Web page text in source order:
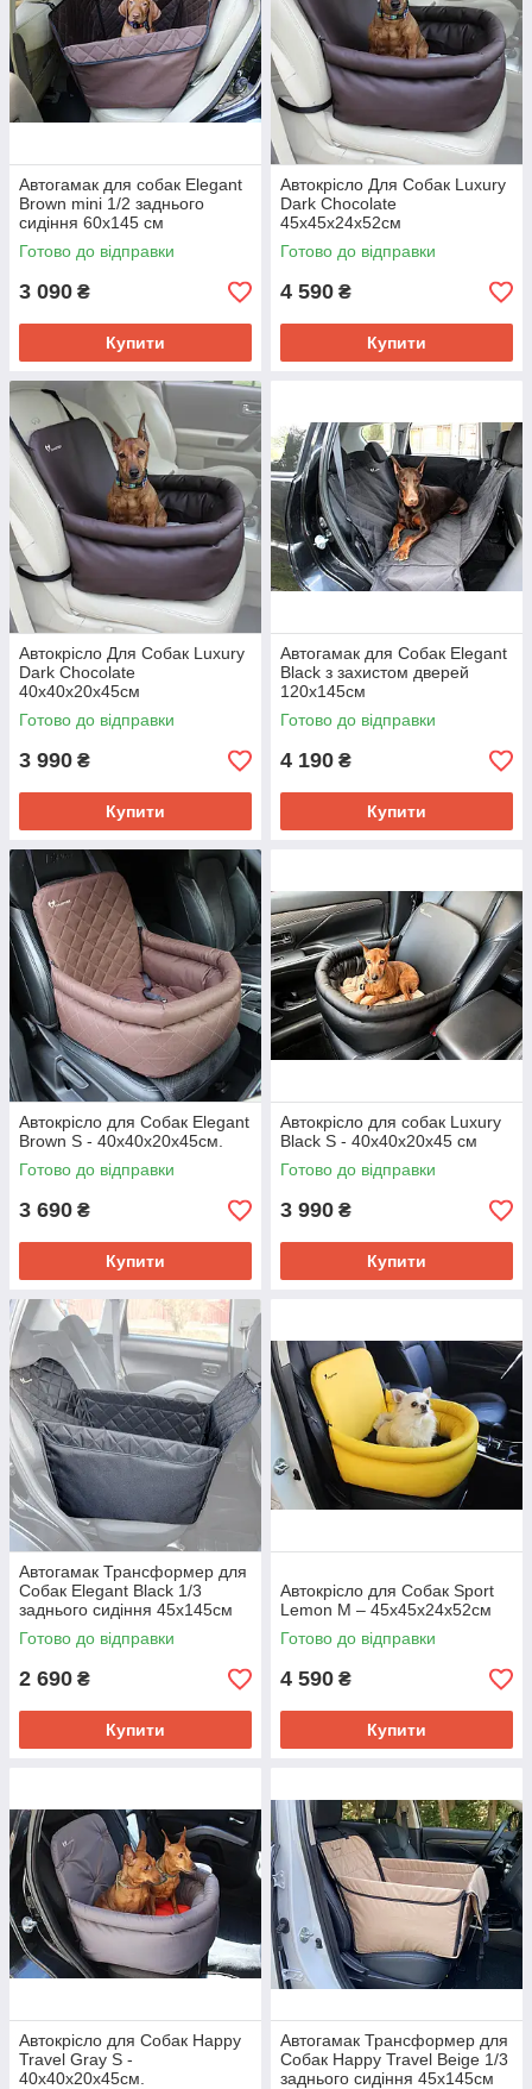
Автогамак для собак Elegant
Brown mini 1/2 заднього
сидіння 60x145 см
Готово до відправки
3 090 ₴
Купити
Автокрісло Для Собак Luxury
Dark Chocolate
45x45x24x52см
Готово до відправки
4 590 ₴
Купити
Автокрісло Для Собак Luxury
Dark Chocolate
40х40х20х45см
Готово до відправки
3 990 ₴
Купити
Автогамак для Собак Elegant
Black з захистом дверей
120х145см
Готово до відправки
4 190 ₴
Купити
Автокрісло для Собак Elegant
Brown S - 40x40x20x45см.
Готово до відправки
3 690 ₴
Купити
Автокрісло для собак Luxury
Black S - 40x40x20x45 см
Готово до відправки
3 990 ₴
Купити
Автогамак Трансформер для
Собак Elegant Black 1/3
заднього сидіння 45х145см
Готово до відправки
2 690 ₴
Купити
Автокрісло для Собак Sport
Lemon M – 45x45x24x52см
Готово до відправки
4 590 ₴
Купити
Автокрісло для Собак Happy
Travel Gray S -
40x40x20x45см.
Автогамак Трансформер для
Собак Happy Travel Beige 1/3
заднього сидіння 45х145см